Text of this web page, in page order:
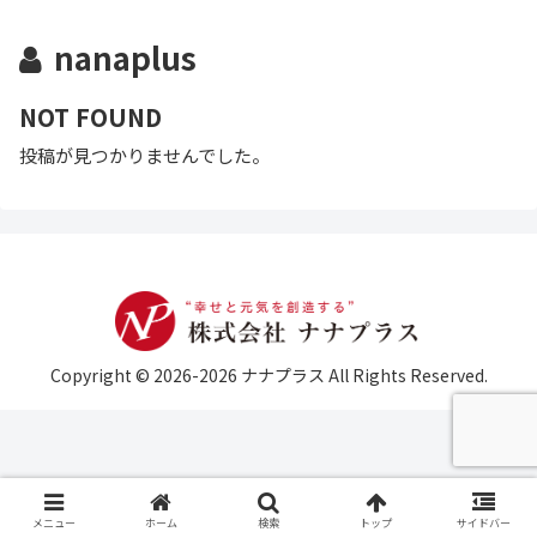
nanaplus
NOT FOUND
投稿が見つかりませんでした。
Copyright © 2026-2026 ナナプラス All Rights Reserved.
メニュー ホーム 検索 トップ サイドバー